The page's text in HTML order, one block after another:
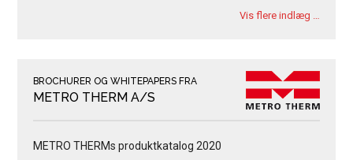
Vis flere indlæg …
BROCHURER OG WHITEPAPERS FRA
METRO THERM A/S
METRO THERMs produktkatalog 2020